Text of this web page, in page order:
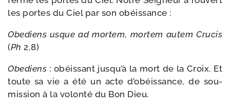
les portes du Ciel par son obéissance :
Obediens usque ad mor­tem, mor­tem autem Crucis
(Ph 2,8)
Obediens : obéis­sant jusqu’à la mort de la Croix. Et
toute sa vie a été un acte d’obéissance, de sou­
mis­sion à la volon­té du Bon Dieu.